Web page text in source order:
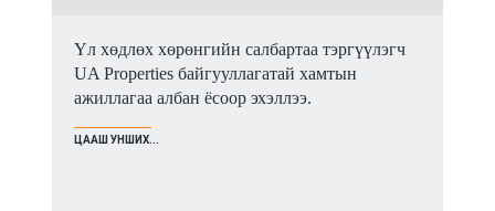
Үл хөдлөх хөрөнгийн салбартаа тэргүүлэгч
UA Properties байгууллагатай хамтын
ажиллагаа албан ёсоор эхэллээ.
ЦААШ УНШИХ...